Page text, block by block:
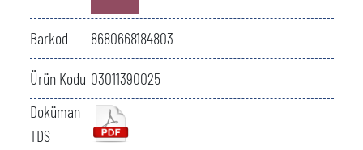
Barkod 8680668184803
Ürün Kodu 03011390025
Doküman
TDS